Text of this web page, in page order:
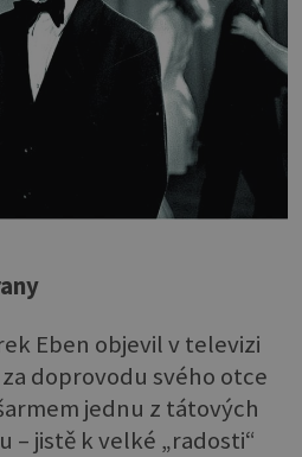
Eben objevil v televizi
doprovodu svého otce
jednu z tátových
– jistě k velké „radosti“